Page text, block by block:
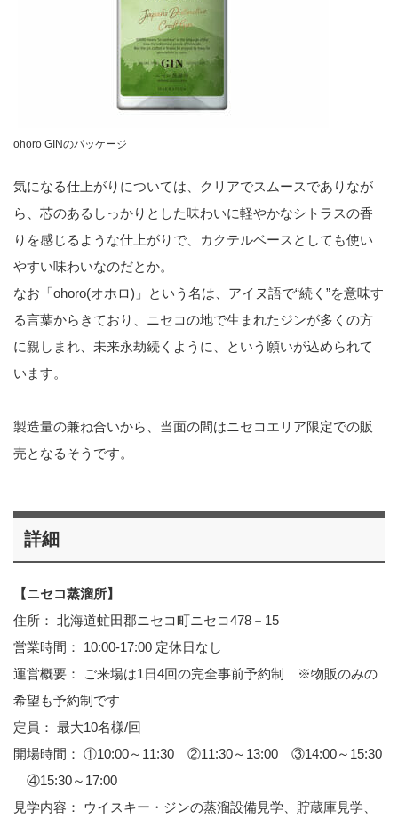
ohoro GINのパッケージ
気になる仕上がりについては、クリアでスムースでありなが
ら、芯のあるしっかりとした味わいに軽やかなシトラスの香
りを感じるような仕上がりで、カクテルベースとしても使い
やすい味わいなのだとか。
なお「ohoro(オホロ)」という名は、アイヌ語で“続く”を意味す
る言葉からきており、ニセコの地で生まれたジンが多くの方
に親しまれ、未来永劫続くように、という願いが込められて
います。
製造量の兼ね合いから、当面の間はニセコエリア限定での販
売となるそうです。
詳細
【ニセコ蒸溜所】
住所： 北海道虻田郡ニセコ町ニセコ478－15
営業時間： 10:00-17:00 定休日なし
運営概要： ご来場は1日4回の完全事前予約制 ※物販のみの
希望も予約制です
定員： 最大10名様/回
開場時間： ①10:00～11:30 ②11:30～13:00 ③14:00～15:30
④15:30～17:00
見学内容： ウイスキー・ジンの蒸溜設備見学、貯蔵庫見学、